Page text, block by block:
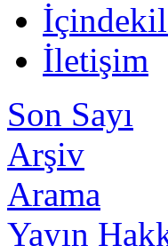
İletişim
Son Sayı
Arşiv
Arama
Yayın